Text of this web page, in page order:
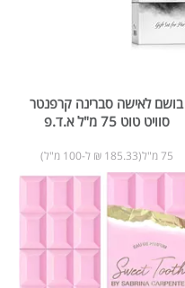
בושם לאישה סברינה קרפנטר
סוויט טוט 75 מ"ל א.ד.פ
75 מ"ל(185.33 ₪ ל-100 מ"ל)